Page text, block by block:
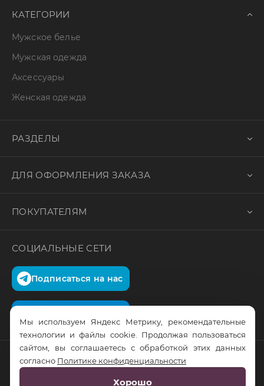
КАТЕГОРИИ
Мужское белье
Мужская одежда
Аксессуары
Женская одежда
РАЗДЕЛЫ
ДЛЯ ОФОРМЛЕНИЯ ЗАКАЗА
ПОКУПАТЕЛЯМ
СОЦИАЛЬНЫЕ СЕТИ
Подписаться на нас
© RusTrus. 2011-2026. Все права защищены
RS Digital
Мы используем Яндекс Метрику, рекомендательные
технологии и файлы cookie. Продолжая пользоваться
сайтом, вы соглашаетесь с обработкой этих данных
согласно Политике конфиденциальности
Хорошо